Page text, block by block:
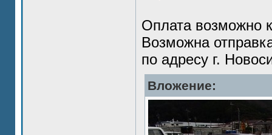
Оплата возможно
Возможна
по адресу г.
Вложение: